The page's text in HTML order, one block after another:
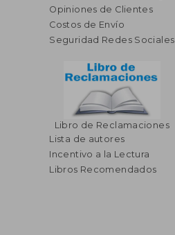
40%
dcto.
$ 44.61
$ 26.77
Opiniones de Clientes
Costos de Envío
Seguridad Redes Sociales
Libro de Reclamaciones
Lista de autores
Incentivo a la Lectura
Libros Recomendados